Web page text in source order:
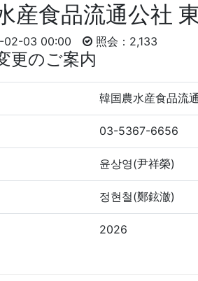
産食品流通公社
02-03 00:00 照会：2,133
更のご案内
韓国農水産食品流
03-5367-6656
윤상영(尹祥榮)
정현철(鄭鉉澈)
2026